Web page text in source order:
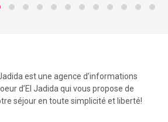
est une agence d’informations
d’El Jadida qui vous propose de
séjour en toute simplicité et liberté!